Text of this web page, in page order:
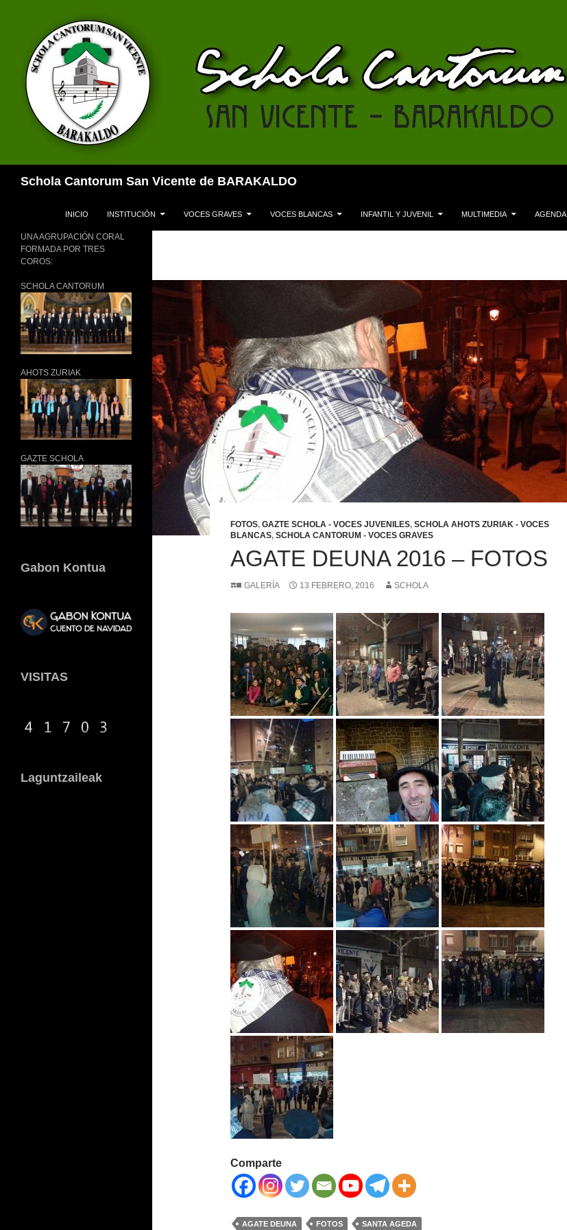
Schola Cantorum San Vicente de BARAKALDO
INICIO
INSTITUCIÓN VOCES GRAVES VOCES BLANCAS INFANTIL Y JUVENIL MULTIMEDIA AGENDA
FOTOS, GAZTE SCHOLA - VOCES JUVENILES, SCHOLA AHOTS ZURIAK - VOCES
BLANCAS, SCHOLA CANTORUM - VOCES GRAVES
AGATE DEUNA 2016 – FOTOS
GALERÍA 13 FEBRERO, 2016 SCHOLA
Comparte
AGATE DEUNA FOTOS SANTA AGEDA
UNA AGRUPACIÓN CORAL
FORMADA POR TRES
COROS:
SCHOLA CANTORUM
AHOTS ZURIAK
GAZTE SCHOLA
Gabon Kontua
VISITAS
Laguntzaileak